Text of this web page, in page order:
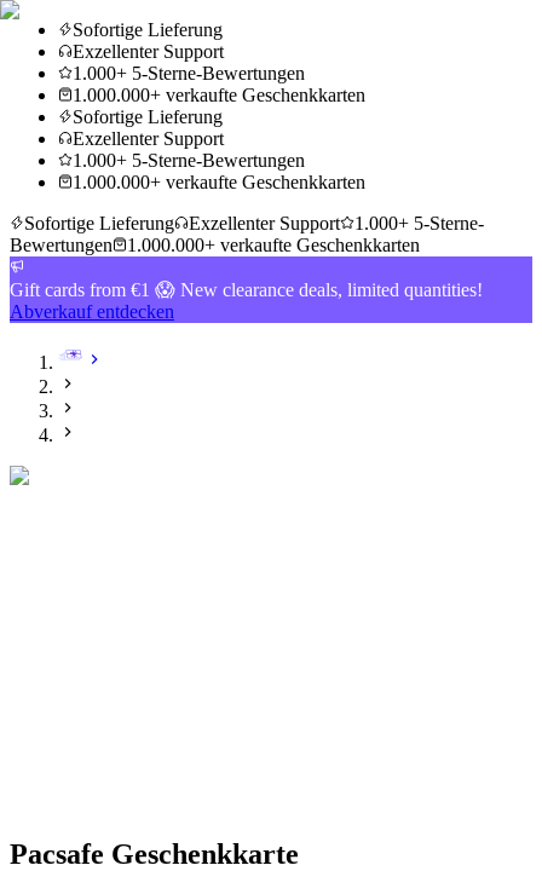
Sofortige Lieferung
Exzellenter Support
1.000+ 5-Sterne-Bewertungen
1.000.000+ verkaufte Geschenkkarten
Sofortige Lieferung
Exzellenter Support
1.000+ 5-Sterne-Bewertungen
1.000.000+ verkaufte Geschenkkarten
Sofortige Lieferung
Exzellenter Support
1.000+ 5-Sterne-
Bewertungen
1.000.000+ verkaufte Geschenkkarten
Gift cards from €1 😱 New clearance deals, limited quantities!
Abverkauf entdecken
Pacsafe Geschenkkarte